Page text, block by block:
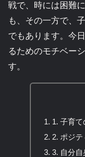
戦で、時には困難
も、その一方で、
でもあります。今
るためのモチベー
す。
1. 子育
2. ポジ
3. 自分自